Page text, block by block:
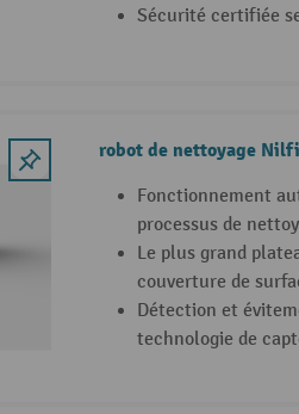
Sécurité certifiée
robot de nettoyage
Fonctionnement
processus de
Le plus grand
couverture de
Détection et
technologie de